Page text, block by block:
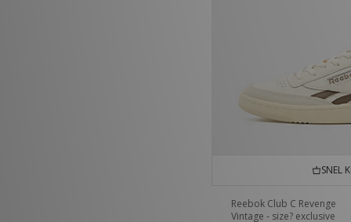
SNEL
Reebok Club C Revenge
Vintage - size? exclusive